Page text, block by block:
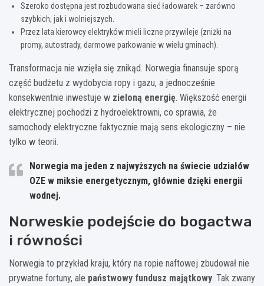
Szeroko dostępna jest rozbudowana sieć ładowarek – zarówno
szybkich, jak i wolniejszych.
Przez lata kierowcy elektryków mieli liczne przywileje (zniżki na
promy, autostrady, darmowe parkowanie w wielu gminach).
Transformacja nie wzięła się znikąd. Norwegia finansuje sporą
część budżetu z wydobycia ropy i gazu, a jednocześnie
konsekwentnie inwestuje w zieloną energię. Większość energii
elektrycznej pochodzi z hydroelektrowni, co sprawia, że
samochody elektryczne faktycznie mają sens ekologiczny – nie
tylko w teorii.
Norwegia ma jeden z najwyższych na świecie udziałów
OZE w miksie energetycznym, głównie dzięki energii
wodnej.
Norweskie podejście do bogactwa
i równości
Norwegia to przykład kraju, który na ropie naftowej zbudował nie
prywatne fortuny, ale państwowy fundusz majątkowy. Tak zwany